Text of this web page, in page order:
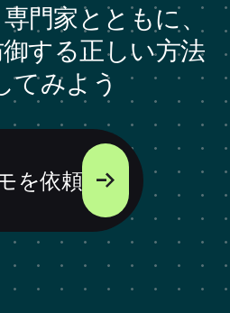
門家とともに、
する正しい方法
てみよう
を依頼